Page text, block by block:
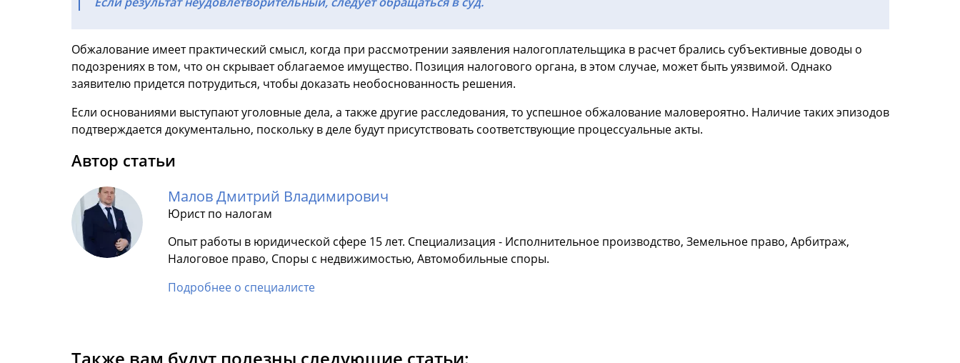
Обжалование имеет практический смысл, когда при рассмотрении заявления налогоплательщика в расчет брались субъективные доводы о
подозрениях в том, что он скрывает облагаемое имущество. Позиция налогового органа, в этом случае, может быть уязвимой. Однако
заявителю придется потрудиться, чтобы доказать необоснованность решения.
Если основаниями выступают уголовные дела, а также другие расследования, то успешное обжалование маловероятно. Наличие таких эпизодов
подтверждается документально, поскольку в деле будут присутствовать соответствующие процессуальные акты.
Автор статьи
Малов Дмитрий Владимирович
Юрист по налогам
Опыт работы в юридической сфере 15 лет. Специализация - Исполнительное производство, Земельное право, Арбитраж,
Налоговое право, Споры с недвижимостью, Автомобильные споры.
Подробнее о специалисте
Также вам будут полезны следующие статьи: